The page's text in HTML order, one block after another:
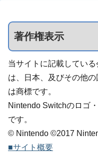
著作権表示
当サイトに記載してい
は、日本、及びその他
は商標です。
Nintendo Switchのロゴ
です。
© Nintendo ©2017
■サイト概要